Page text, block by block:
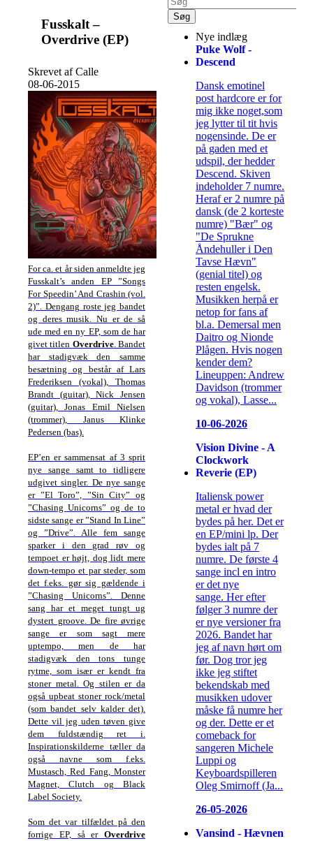
Fusskalt –
Overdrive (EP)
Skrevet af Calle
08-06-2015
For ca. et år siden anmeldte jeg
Fusskalt’s anden EP ”Songs
For Speedin’ And Crashin (vol.
2)”. Dengang roste jeg bandet
og deres musik. Nu er de så
ude med en ny EP, som de har
givet titlen Overdrive. Bandet
har stadigvæk den samme
besætning og består af Lars
Frederiksen (vokal), Thomas
Brandt (guitar), Nick Jensen
(guitar), Jonas Emil Nielsen
(trommer), Janus Klinke
Pedersen (bas).
EP’en er sammensat af 3 sprit
nye sange samt to tidligere
udgivet singler. De nye sange
er ”El Toro”, ”Sin City” og
”Chasing Unicorns” og de to
sidste sange er ”Stand In Line”
og ”Drive”. Alle fem sange
sparker i den grad røv og
tempoet er højt, dog lidt mere
down-tempo et par steder, som
det f.eks. gør sig gældende i
”Chasing Unicorns”. Denne
sang har et meget tungt ug
dystert groove. De fire øvrige
sange er som sagt mere
uptempo, men de har
stadigvæk den tons tunge
rytme, som især er kendt fra
stoner metal. Og stilen er da
også upbeat stoner rock/metal
(som bandet selv kalder det).
Dette vil jeg uden tøven give
dem fuldstændig ret i.
Inspirationskilderne tæller da
også navne som f.eks.
Mustasch, Red Fang, Monster
Magnet, Clutch og Black
Label Society.
Som det var tilfældet på den
forrige EP, så er Overdrive
Nye indlæg
Puke Wolf -
Descend
Dansk emotinel
post hardcore er for
mig ikke noget,som
jeg lytter til tit hvis
nogensinde. De er
på gaden med et
udspil, der hedder
Descend. Skiven
indeholder 7 numre.
Heraf er 2 numre på
dansk (de 2 korteste
numre) "Bær" og
"De Sprukne
Åndehuller i Den
Tavse Hævn"
(genial titel) og
resten engelsk.
Musikken herpå er
netop for fans af
bl.a. Demersal men
Daitro og Nionde
Plågen. Hvis nogen
kender dem?
Lineuppen: Andrew
Davidson (trommer
og vokal), Lasse...
10-06-2026
Vision Divine - A
Clockwork
Reverie (EP)
Italiensk power
metal er hvad der
bydes på her. Det er
en EP/mini lp. Der
bydes ialt på 7
numre. De første 4
sange incl en intro
er det nye
sange. Her efter
følger 3 numre der
er nye versioner fra
2026. Bandet har
jeg af navn hørt om
før. Dog tror jeg
ikke jeg stiftet
bekendskab med
musikken udover
måske få numre her
og der. Dette er et
comeback for
sangeren Michele
Luppi og
Keyboardspilleren
Oleg Smirnoff (Ja...
26-05-2026
Vansind - Hævnen